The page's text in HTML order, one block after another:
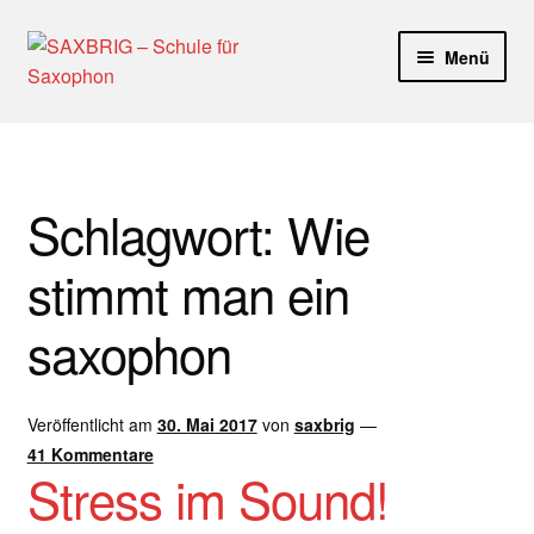
Zur
Navigation
Zum
Inhalt
Menü
Aktuelle Blog Artikel
ANMELDUNG
Dankeschön – Impro Basic Downloads (Youtube)
Datenschutz
Disclaimer
Schlagwort: Wie
stimmt man ein
saxophon
Veröffentlicht am 30. Mai 2017 von saxbrig —
41 Kommentare
Stress im Sound!